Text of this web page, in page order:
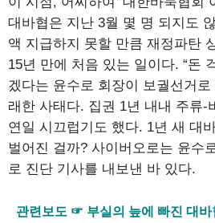
대바협은 지난 3월 몇 명 되지도
액 지급하지 못할 만큼 재정파탄
15년 만에 처음 있는 일이다. “돈
겠다는 윤수로 회장이 보궐선거
래한 사태다. 집권 1년 내내 주류-
연일 시끄럽기도 했다. 1년 새 대
벌어진 걸까? 사이버오로는 윤수
로 진단 기사를 내보낸 바 있다.
관련보도 ☞ 부실의 늪에 빠진 대바